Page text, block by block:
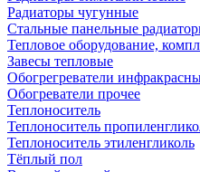
Радиаторы чугунные
Стальные панельные
Тепловое оборудование,
Завесы тепловые
Обогрегреватели
Обогреватели прочее
Теплоноситель
Теплоноситель
Теплоноситель этиленгликоль
Тёплый пол